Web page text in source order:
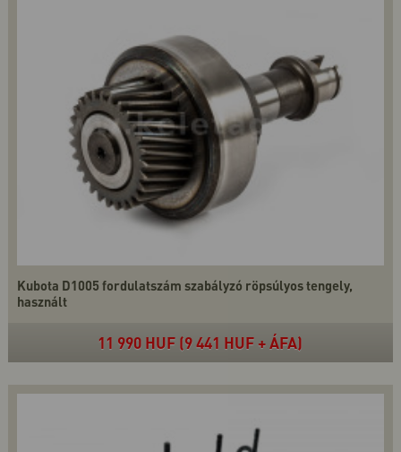
Kubota D1005 fordulatszám szabályzó röpsúlyos tengely,
használt
11 990 HUF (9 441 HUF + ÁFA)